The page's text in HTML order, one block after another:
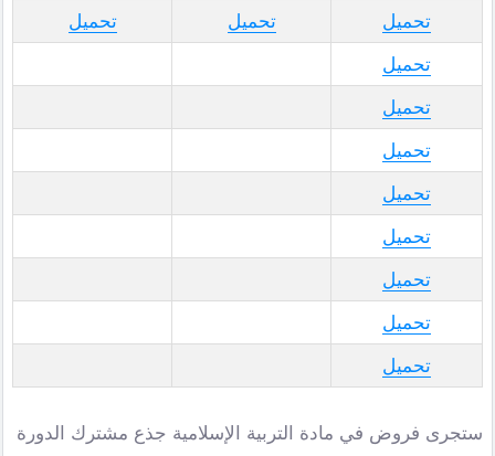
تحميل
تحميل
تحميل
تحميل
تحميل
تحميل
تحميل
تحميل
تحميل
تحميل
تحميل
ستجرى فروض في مادة التربية الإسلامية جذع مشترك الدورة